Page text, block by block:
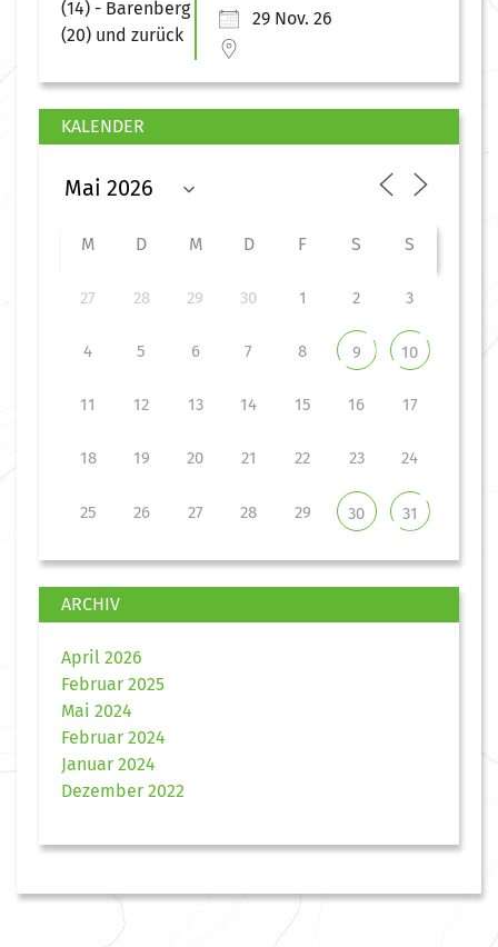
29 Nov. 26
KALENDER
M D M D F S S
27 28 29 30 1 2 3
4 5 6 7 8 9 10
11 12 13 14 15 16 17
18 19 20 21 22 23 24
25 26 27 28 29 30 31
ARCHIV
April 2026
Februar 2025
Mai 2024
Februar 2024
Januar 2024
Dezember 2022